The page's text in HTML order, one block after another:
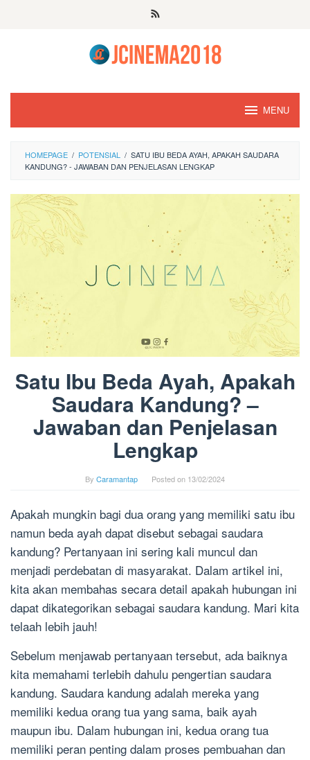
MENU
HOMEPAGE / POTENSIAL / SATU IBU BEDA AYAH, APAKAH SAUDARA
KANDUNG? - JAWABAN DAN PENJELASAN LENGKAP
Satu Ibu Beda Ayah, Apakah
Saudara Kandung? –
Jawaban dan Penjelasan
Lengkap
By Caramantap Posted on 13/02/2024
Apakah mungkin bagi dua orang yang memiliki satu ibu
namun beda ayah dapat disebut sebagai saudara
kandung? Pertanyaan ini sering kali muncul dan
menjadi perdebatan di masyarakat. Dalam artikel ini,
kita akan membahas secara detail apakah hubungan ini
dapat dikategorikan sebagai saudara kandung. Mari kita
telaah lebih jauh!
Sebelum menjawab pertanyaan tersebut, ada baiknya
kita memahami terlebih dahulu pengertian saudara
kandung. Saudara kandung adalah mereka yang
memiliki kedua orang tua yang sama, baik ayah
maupun ibu. Dalam hubungan ini, kedua orang tua
memiliki peran penting dalam proses pembuahan dan